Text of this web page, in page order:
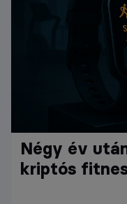
Négy év
kriptós